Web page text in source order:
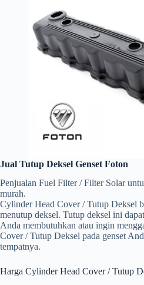
Jual Tutup Deksel Genset Foton
Penjualan Fuel Filter / Filter Solar
murah.
Cylinder Head Cover / Tutup Deksel
menutup deksel. Tutup deksel ini
Anda membutuhkan atau ingin
Cover / Tutup Deksel pada genset
tempatnya.
Harga Cylinder Head Cover / Tutup